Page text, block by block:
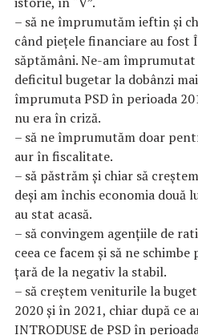
– să ne împrumutăm ieftin și
când piețele financiare au fost
săptămâni. Ne-am
deficitul bugetar la dobânzi
împrumuta PSD în perioada
nu era în criză.
– să ne împrumutăm doar
aur în fiscalitate.
– să păstrăm și chiar să
deși am închis economia două
au stat acasă.
– să convingem agențiile de
ceea ce facem și să ne
țară de la negativ la stabil.
– să creștem veniturile la
2020 și în 2021, chiar după ce
INTRODUSE de PSD în